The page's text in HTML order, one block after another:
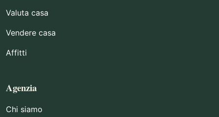
Valuta casa
Vendere casa
Affitti
Agenzia
Chi siamo